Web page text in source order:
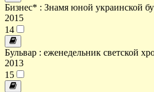
Бизнес* : Знамя юной украинской
2015
14
Бульвар : еженедельник светской
2013
15